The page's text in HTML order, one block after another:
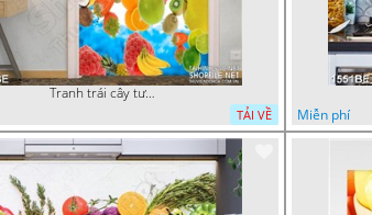
Tranh trái cây tươi trong dòng nước mát in bếp
TẢI VỀ
Miễn phí